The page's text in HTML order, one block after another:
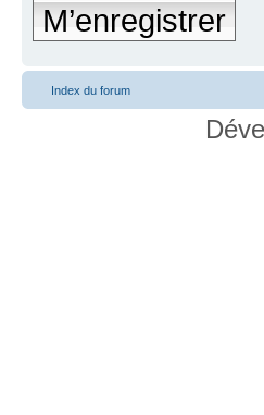
M’enregistrer
Index du forum